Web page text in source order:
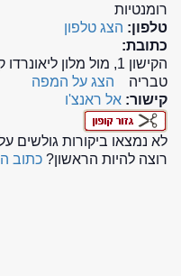
רומנטיות
טלפון: הצג טלפון
כתובת:
הקישון 1, מול מלון
טבריה
הצג על המפה
קישור: אל ראנצ'ו
לא נמצאו ביקורות
רוצה להיות הראשון? כתוב